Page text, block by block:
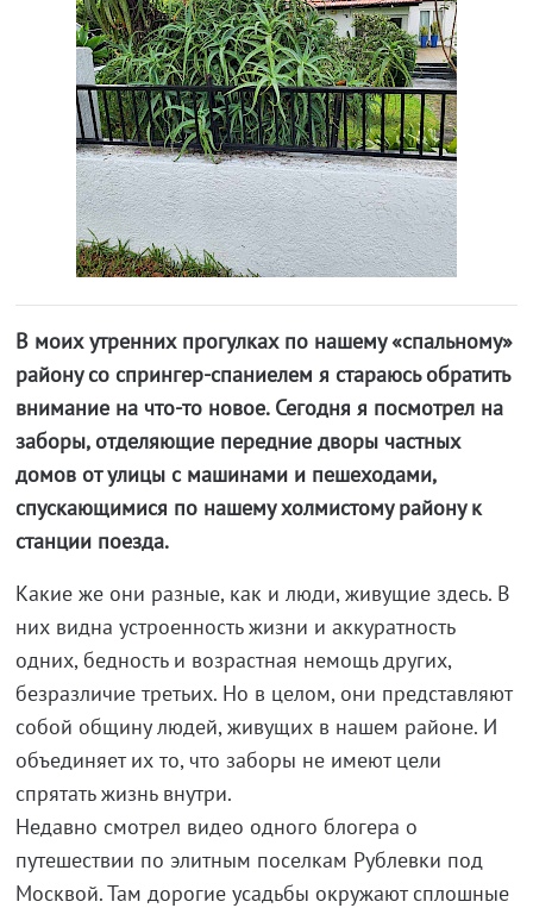
В моих утренних прогулках по нашему «спальному»
району со спрингер-спаниелем я стараюсь обратить
внимание на что-то новое. Сегодня я посмотрел на
заборы, отделяющие передние дворы частных
домов от улицы с машинами и пешеходами,
спускающимися по нашему холмистому району к
станции поезда.
Какие же они разные, как и люди, живущие здесь. В
них видна устроенность жизни и аккуратность
одних, бедность и возрастная немощь других,
безразличие третьих. Но в целом, они представляют
собой общину людей, живущих в нашем районе. И
объединяет их то, что заборы не имеют цели
спрятать жизнь внутри.
Недавно смотрел видео одного блогера о
путешествии по элитным поселкам Рублевки под
Москвой. Там дорогие усадьбы окружают сплошные